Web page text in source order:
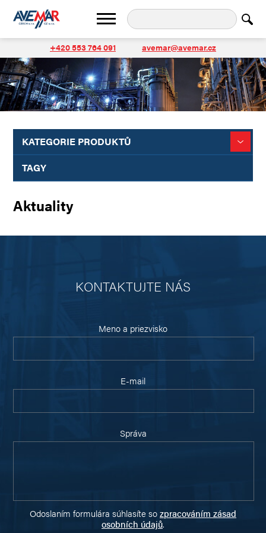
+420 553 764 091 avemar@avemar.cz
KATEGORIE PRODUKTŮ
TAGY
Aktuality
KONTAKTUJTE NÁS
Meno a priezvisko
E-mail
Správa
Odoslaním formulára súhlasíte sozpracováním zásad
osobních údajů.